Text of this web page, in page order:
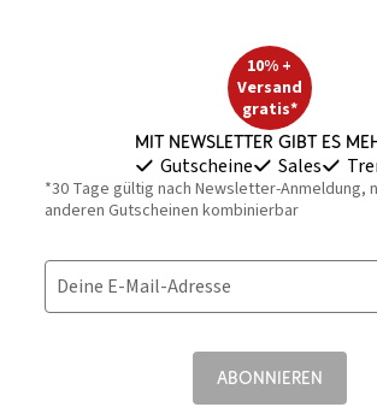
10% +
Versand
gratis*
Mit Newsletter gibt es
Gutscheine Sales
*30 Tage gültig nach Newsletter-Anmeldung,
anderen Gutscheinen kombinierbar
Deine E-Mail-Adresse
ABONNIEREN